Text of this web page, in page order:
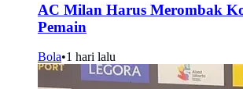
AC Milan Harus Merombak
Pemain
Bola•1 hari lalu